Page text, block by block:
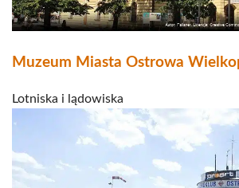
Muzeum Miasta Ostrowa
Lotniska i lądowiska